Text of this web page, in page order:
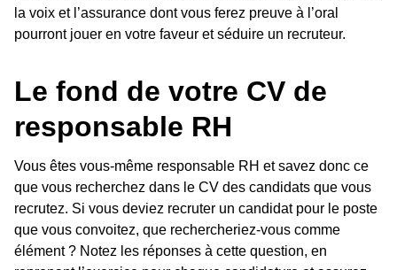
la voix et l’assurance dont vous ferez preuve à l’oral
pourront jouer en votre faveur et séduire un recruteur.
Le fond de votre CV de
responsable RH
Vous êtes vous-même responsable RH et savez donc ce
que vous recherchez dans le CV des candidats que vous
recrutez. Si vous deviez recruter un candidat pour le poste
que vous convoitez, que rechercheriez-vous comme
élément ? Notez les réponses à cette question, en